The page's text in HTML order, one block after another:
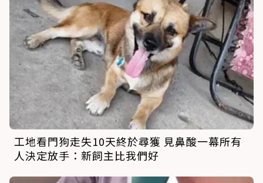
工地看門狗走失10天終於尋獲 見鼻酸一幕所有
人決定放手：新飼主比我們好